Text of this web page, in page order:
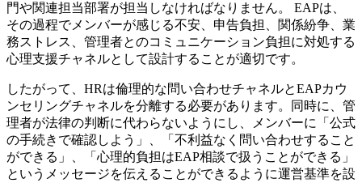
門や関連担当部署が担当しなければなりません。 EAPは、
その過程でメンバーが感じる不安、申告負担、関係紛争、業
務ストレス、管理者とのコミュニケーション負担に対処する
心理支援チャネルとして設計することが適切です。
したがって、HRは倫理的な問い合わせチャネルとEAPカウ
ンセリングチャネルを分離する必要があります。同時に、管
理者が法律の判断に代わらないようにし、メンバーに「公式
の手続きで確認しよう」、「不利益なく問い合わせすること
ができる」、「心理的負担はEAP相談で扱うことができる」
というメッセージを伝えることができるように運営基準を設